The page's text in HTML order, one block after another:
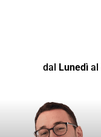
dal Lunedìal